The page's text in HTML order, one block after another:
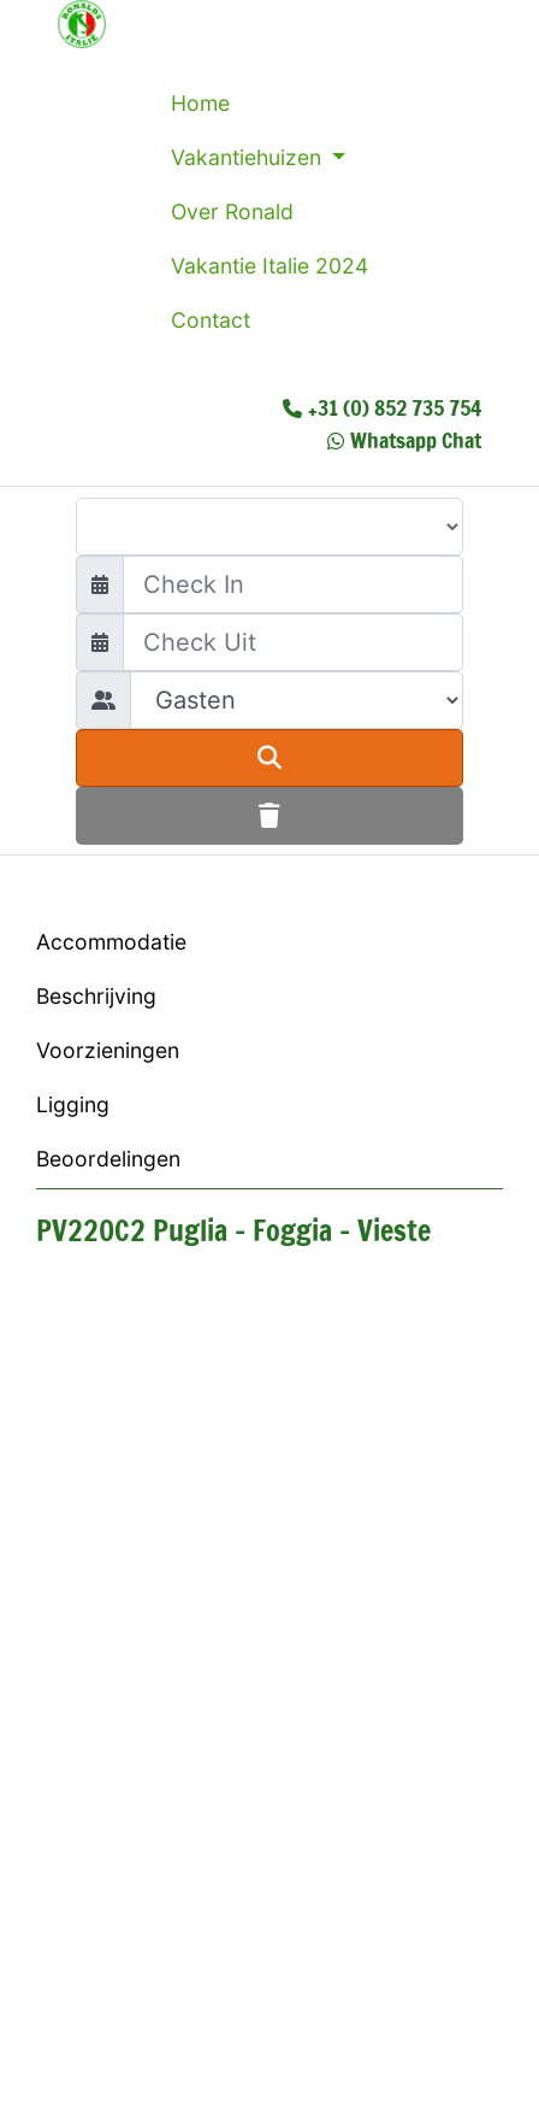
Home
Vakantiehuizen
Over Ronald
Vakantie Italie 2024
Contact
+31 (0) 852 735 754
Whatsapp Chat
Accommodatie
Beschrijving
Voorzieningen
Ligging
Beoordelingen
PV220C2 Puglia - Foggia - Vieste